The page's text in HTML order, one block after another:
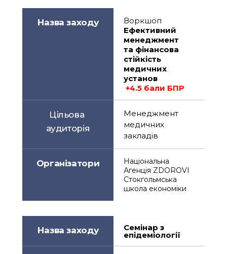
Назва заходу
Воркшоп
Ефективний
менеджмент
та фінансова
стійкість
медичних
установ
+4.5 бали БПР
Цільова
аудиторія
Менеджмент
медичних
закладів
Організатори
Національна
Агенція ZDOROVI
Стокгольмська
школа економіки
Назва заходу Семінар з
епідеміології